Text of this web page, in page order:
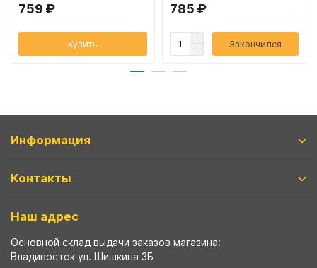
759 ₽
Купить
785 ₽
Закончился
Информация
Контакты
Наш адрес
Основной склад выдачи заказов магазина:
Владивосток ул. Шишкина 3Б